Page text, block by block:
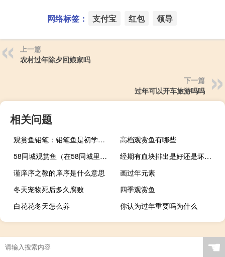
网络标签： 支付宝 红包 领导
上一篇
农村过年除夕回娘家吗
下一篇
过年可以开车旅游吗吗
相关问题
观赏鱼铅笔：铅笔鱼是初学者比较容易饲养的观赏鱼
高档观赏鱼有哪些
58同城观赏鱼（在58同城里在线购买观赏鱼靠谱吗？）
经期有血块排出是好还是坏（月经血块像肉怎么回事）
谨庠序之教的庠序是什么意思
画过年元素
冬天宠物死后多久腐败
四季观赏鱼
白花花冬天怎么养
你认为过年重要吗为什么
“世虑稍复生”的出处是哪里
龙之谷冰灵攻略
“归途望断”的出处是哪里
☚